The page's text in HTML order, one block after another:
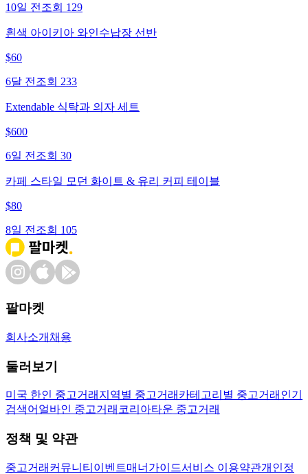
10일 전 조회 129
흰색 아이키아 와인수납장 선반
$60
6달 전 조회 233
Extendable 식탁과 의자 세트
$600
6일 전 조회 30
카페 스타일 모던 화이트 & 유리 커피 테이블
$80
8일 전 조회 105
팔마켓
회사소개 채용
둘러보기
미국 한인 중고거래 지역별 중고거래 카테고리별 중고거래 인기
검색어 얼바인 중고거래 코리아타운 중고거래
정책 및 약관
중고거래 커뮤니티 이벤트매너가이드서비스 이용약관개인정